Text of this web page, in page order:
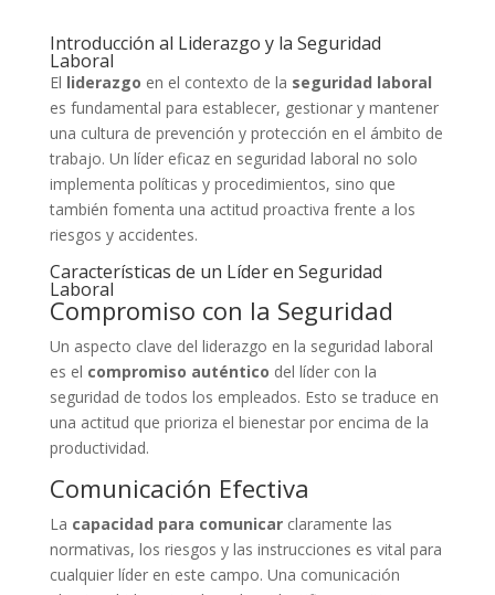
Introducción al Liderazgo y la Seguridad
Laboral
El liderazgo en el contexto de la seguridad laboral
es fundamental para establecer, gestionar y mantener
una cultura de prevención y protección en el ámbito de
trabajo. Un líder eficaz en seguridad laboral no solo
implementa políticas y procedimientos, sino que
también fomenta una actitud proactiva frente a los
riesgos y accidentes.
Características de un Líder en Seguridad
Laboral
Compromiso con la Seguridad
Un aspecto clave del liderazgo en la seguridad laboral
es el compromiso auténtico del líder con la
seguridad de todos los empleados. Esto se traduce en
una actitud que prioriza el bienestar por encima de la
productividad.
Comunicación Efectiva
La capacidad para comunicarclaramente las
normativas, los riesgos y las instrucciones es vital para
cualquier líder en este campo. Una comunicación